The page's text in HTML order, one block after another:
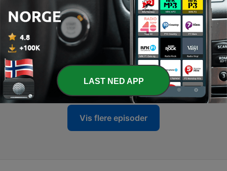
Disco Dice - The Sputnik Disko - Session 319
13 juni 2026
399 - Disco Dice - The Sputnik Disko - Session 318
30 mai 2026
398 - Disco Dice - The Sputnik Disko - Session 317
16 mai 2026
Vis flere episoder
LAST NED APP